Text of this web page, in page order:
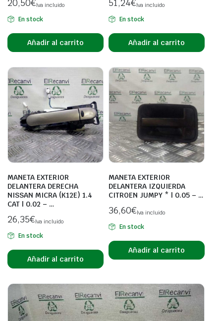
20,50€Iva incluido
En stock
Añadir al carrito
51,24€Iva incluido
En stock
Añadir al carrito
MANETA EXTERIOR
DELANTERA DERECHA
NISSAN MICRA (K12E) 1.4
CAT | 0.02 – …
26,35€Iva incluido
En stock
Añadir al carrito
MANETA EXTERIOR
DELANTERA IZQUIERDA
CITROEN JUMPY * | 0.05 – …
36,60€Iva incluido
En stock
Añadir al carrito